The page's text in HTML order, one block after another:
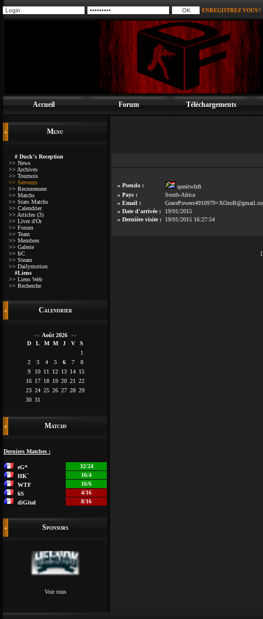
ENREGISTREZ VOUS !
Accueil Forum Téléchargements
Menu
# Duck's Reception
>> News
>> Archives
>> Tournois
>> Serveurs
>> Recrutement
>> Matchs
>> Stats Matchs
>> Calendrier
>> Articles (3)
>> Livre d'Or
>> Forum
>> Team
>> Membres
>> Galerie
>> IrC
>> Steam
>> Dailymotion
#Liens
>> Liens Web
>> Recherche
Calendrier
<< Août 2026 >>
D L M M J V
S
1
2
3 4 5 6 7
8
9
10 11 12 13 14 15
16 17 18 19 20 21
22
23 24 25 26 27 28 29
30 31
Matchs
Derniers Matches :
eG*
32/24
HK`
16/4
WTF
16/6
6S
4/16
diGital
8/16
Sponsors
Voir tous
» Pseudo :
qonitwfzft
» Pays :
South-Africa
» Email :
» Date d'arrivée :
19/01/2015
» Dernière visite :
19/01/2015 16:27:54